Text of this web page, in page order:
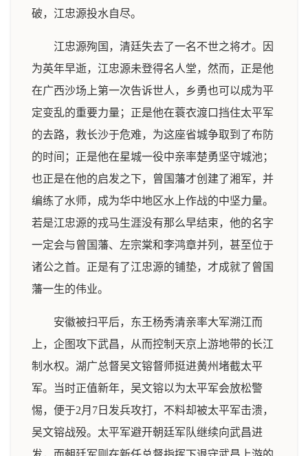
破，江忠源投水自尽。
江忠源殉国，清廷失去了一名不世之将才。因
为英年早逝，江忠源未登得名人堂，然而，正是他
在广西沙场上第一次告诉世人，乡勇也可以成为平
定变乱的重要力量；正是他在蓑衣渡口挡住太平军
的去路，救长沙于危难，为这座省城争取到了布防
的时间；正是他在星城一役中亲率楚勇坚守城池；
也正是在他的启发之下，曾国藩才创建了湘军，并
编练了水师，成为华中地区水上作战的中坚力量。
若是江忠源的戎马生涯没有那么早结束，他的名字
一定会与曾国藩、左宗棠和李鸿章并列，甚至位于
诸公之首。正是有了江忠源的铺垫，才成就了曾国
藩一生的伟业。
安徽被扫平后，东王杨秀清亲率大军溯江而
上，企图攻下武昌，从而控制天京上游地带的长江
制水权。湖广总督吴文镕督师挺进黄州堵截太平
军。当时正值新年，吴文镕以为太平军会放松警
惕，便于2月7日发兵攻打，不料却被太平军击溃，
吴文镕战殁。太平军避开朝廷军队继续向武昌进